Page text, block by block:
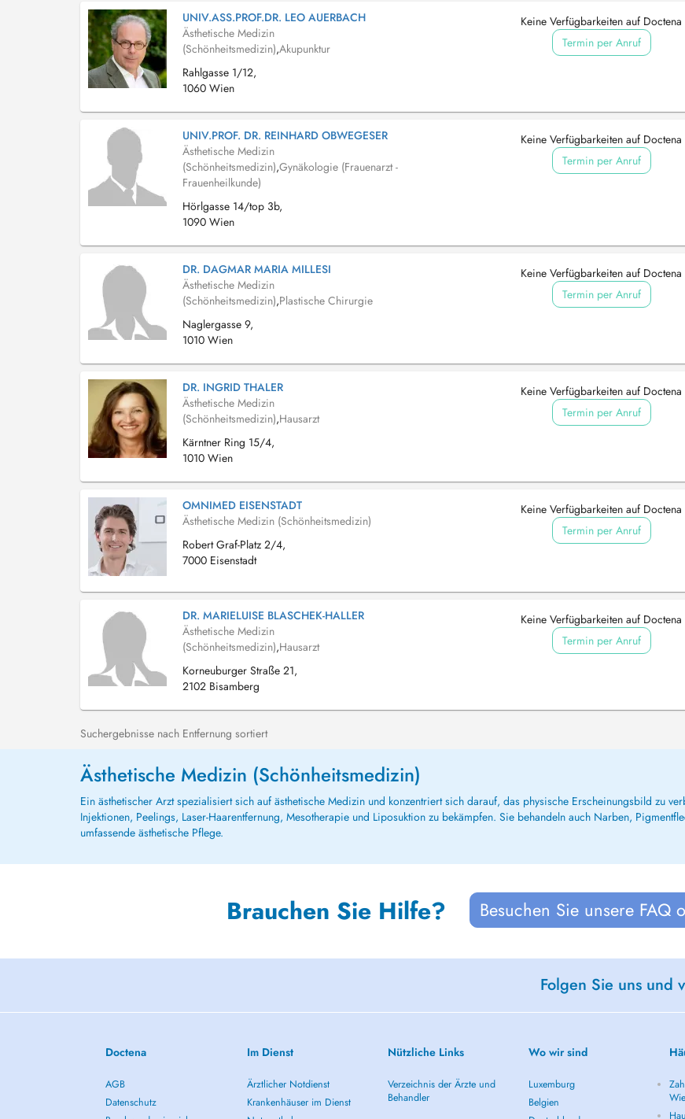
UNIV.ASS.PROF.DR. LEO AUERBACH
Ästhetische Medizin
(Schönheitsmedizin),Akupunktur
Rahlgasse 1/12,
1060 Wien
Keine Verfügbarkeiten auf Doctena
Termin per Anruf
UNIV.PROF. DR. REINHARD OBWEGESER
Ästhetische Medizin
(Schönheitsmedizin),Gynäkologie (Frauenarzt -
Frauenheilkunde)
Hörlgasse 14/top 3b,
1090 Wien
Keine Verfügbarkeiten auf Doctena
Termin per Anruf
DR. DAGMAR MARIA MILLESI
Ästhetische Medizin
(Schönheitsmedizin),Plastische Chirurgie
Naglergasse 9,
1010 Wien
Keine Verfügbarkeiten auf Doctena
Termin per Anruf
DR. INGRID THALER
Ästhetische Medizin
(Schönheitsmedizin),Hausarzt
Kärntner Ring 15/4,
1010 Wien
Keine Verfügbarkeiten auf Doctena
Termin per Anruf
OMNIMED EISENSTADT
Ästhetische Medizin (Schönheitsmedizin)
Robert Graf-Platz 2/4,
7000 Eisenstadt
Keine Verfügbarkeiten auf Doctena
Termin per Anruf
DR. MARIELUISE BLASCHEK-HALLER
Ästhetische Medizin
(Schönheitsmedizin),Hausarzt
Korneuburger Straße 21,
2102 Bisamberg
Keine Verfügbarkeiten auf Doctena
Termin per Anruf
Suchergebnisse nach Entfernung sortiert
Ästhetische Medizin (Schönheitsmedizin)
Ein ästhetischer Arzt spezialisiert sich auf ästhetische Medizin und konzentriert sich darauf, das physische Erscheinungsbild zu
Injektionen, Peelings, Laser-Haarentfernung, Mesotherapie und Liposuktion zu bekämpfen. Sie behandeln auch Narben,
umfassende ästhetische Pflege.
Brauchen Sie Hilfe? Besuchen Sie unsere FAQ
Folgen Sie uns und
Doctena
AGB
Datenschutz
Im Dienst
Ärztlicher Notdienst
Krankenhäuser im Dienst
Nützliche Links
Verzeichnis der Ärzte und
Behandler
Wo wir sind
Luxemburg
Belgien